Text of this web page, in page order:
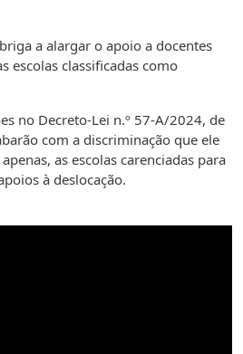
a alargar o apoio a docentes
escolas classificadas como
no Decreto-Lei n.º 57-A/2024, de
com a discriminação que ele
as escolas carenciadas para
à deslocação.